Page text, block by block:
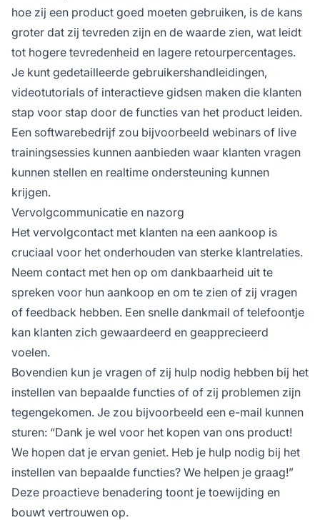
hoe zij een product goed moeten gebruiken, is de kans
groter dat zij tevreden zijn en de waarde zien, wat leidt
tot hogere tevredenheid en lagere retourpercentages.
Je kunt gedetailleerde gebruikershandleidingen,
videotutorials of interactieve gidsen maken die klanten
stap voor stap door de functies van het product leiden.
Een softwarebedrijf zou bijvoorbeeld webinars of live
trainingsessies kunnen aanbieden waar klanten vragen
kunnen stellen en realtime ondersteuning kunnen
krijgen.
Vervolgcommunicatie en nazorg
Het vervolgcontact met klanten na een aankoop is
cruciaal voor het onderhouden van sterke klantrelaties.
Neem contact met hen op om dankbaarheid uit te
spreken voor hun aankoop en om te zien of zij vragen
of feedback hebben. Een snelle dankmail of telefoontje
kan klanten zich gewaardeerd en geapprecieerd
voelen.
Bovendien kun je vragen of zij hulp nodig hebben bij het
instellen van bepaalde functies of of zij problemen zijn
tegengekomen. Je zou bijvoorbeeld een e-mail kunnen
sturen: “Dank je wel voor het kopen van ons product!
We hopen dat je ervan geniet. Heb je hulp nodig bij het
instellen van bepaalde functies? We helpen je graag!”
Deze proactieve benadering toont je toewijding en
bouwt vertrouwen op.